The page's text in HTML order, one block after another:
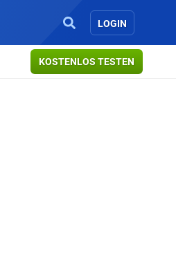
LOGIN
KOSTENLOS TESTEN